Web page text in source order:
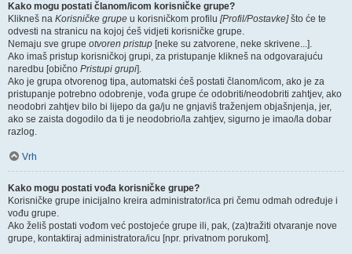
Kako mogu postati članom/icom korisničke grupe?
Klikneš na Korisničke grupe u korisničkom profilu [Profil/Postavke]što će te
odvesti na stranicu na kojoj ćeš vidjeti korisničke grupe.
Nemaju sve grupe otvoren pristup [neke su zatvorene, neke skrivene...].
Ako imaš pristup korisničkoj grupi, za pristupanje klikneš na odgovarajuću
naredbu [obično Pristupi grupi].
Ako je grupa otvorenog tipa, automatski ćeš postati članom/icom, ako je za
pristupanje potrebno odobrenje, vođa grupe će odobriti/neodobriti zahtjev, ako
neodobri zahtjev bilo bi lijepo da ga/ju ne gnjaviš traženjem objašnjenja, jer,
ako se zaista dogodilo da ti je neodobrio/la zahtjev, sigurno je imao/la dobar
razlog.
Vrh
Kako mogu postati vođa korisničke grupe?
Korisničke grupe inicijalno kreira administrator/ica pri čemu odmah određuje i
vođu grupe.
Ako želiš postati vođom već postojeće grupe ili, pak, (za)tražiti otvaranje nove
grupe, kontaktiraj administratora/icu [npr. privatnom porukom].